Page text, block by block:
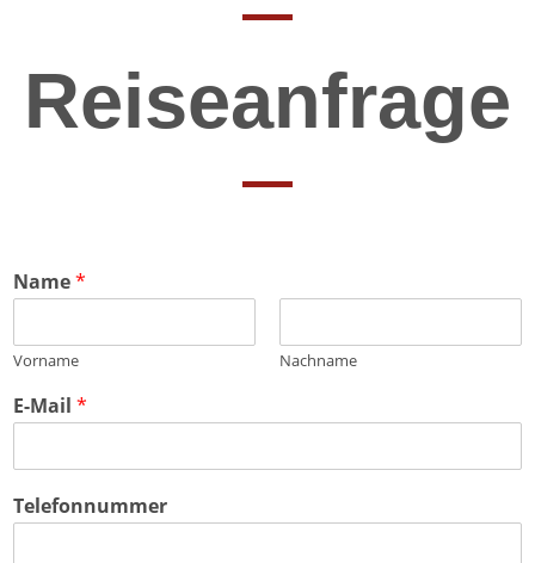
Reiseanfrage
Name*
Vorname Nachname
E-Mail *
Telefonnummer